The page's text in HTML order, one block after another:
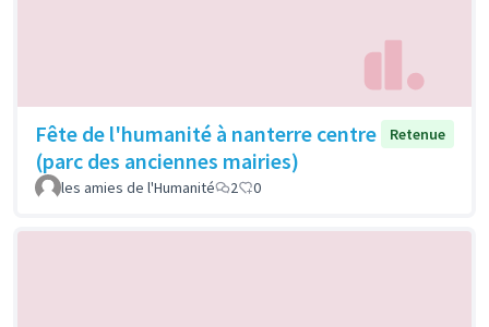
Fête de l'humanité à nanterre centre
(parc des anciennes mairies)
Retenue
les amies de l'Humanité 2 0